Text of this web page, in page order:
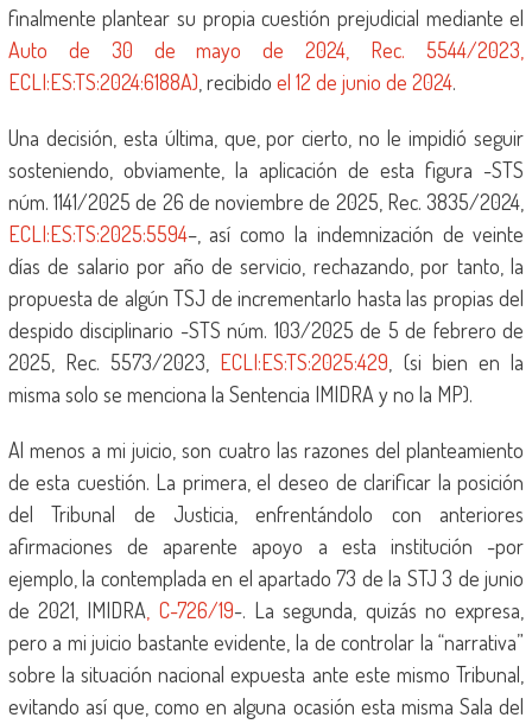
finalmente plantear su propia cuestión prejudicial mediante el
Auto de 30 de mayo de 2024, Rec. 5544/2023,
ECLI:ES:TS:2024:6188A) , recibido el 12 de junio de 2024.
Una decisión, esta última, que, por cierto, no le impidió seguir
sosteniendo, obviamente, la aplicación de esta figura -STS
núm. 1141/2025 de 26 de noviembre de 2025, Rec. 3835/2024,
ECLI:ES:TS:2025:5594–, así como la indemnización de veinte
días de salario por año de servicio, rechazando, por tanto, la
propuesta de algún TSJ de incrementarlo hasta las propias del
despido disciplinario -STS núm. 103/2025 de 5 de febrero de
2025, Rec. 5573/2023, ECLI:ES:TS:2025:429 , (si bien en la
misma solo se menciona la Sentencia IMIDRA y no la MP).
Al menos a mi juicio, son cuatro las razones del planteamiento
de esta cuestión. La primera, el deseo de clarificar la posición
del Tribunal de Justicia, enfrentándolo con anteriores
afirmaciones de aparente apoyo a esta institución -por
ejemplo, la contemplada en el apartado 73 de la STJ 3 de junio
de 2021, IMIDRA , C-726/19-. La segunda, quizás no expresa,
pero a mi juicio bastante evidente, la de controlar la “narrativa”
sobre la situación nacional expuesta ante este mismo Tribunal,
evitando así que, como en alguna ocasión esta misma Sala del